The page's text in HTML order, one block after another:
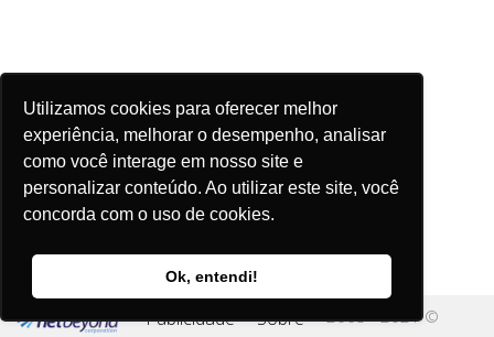
Utilizamos cookies para oferecer melhor
experiência, melhorar o desempenho, analisar
como você interage em nosso site e
personalizar conteúdo. Ao utilizar este site, você
concorda com o uso de cookies.
Ok, entendi!
Publicidade Sobre 2005 - 2021 ©